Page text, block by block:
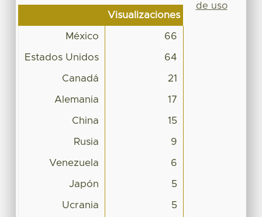
Visualizaciones
México 66
Estados Unidos 64
Canadá 21
Alemania 17
China 15
Rusia 9
Venezuela 6
Japón 5
Ucrania 5
de uso